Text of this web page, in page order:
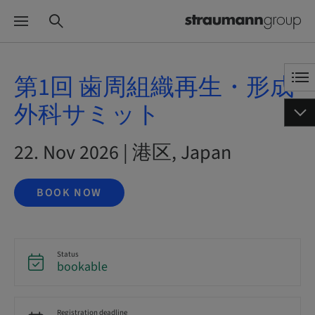
第1回 歯周組織再生・形成
外科サミット
22. Nov 2026 | 港区, Japan
BOOK NOW
Status
bookable
Registration deadline